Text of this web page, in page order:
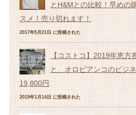
とH&Mとの比較！早めの
スメ！売り切れます！
2017年5月21日 に投稿された
【コストコ】2019年恵方
と、オロビアンコのビジ
19,800円
2019年1月14日 に投稿された